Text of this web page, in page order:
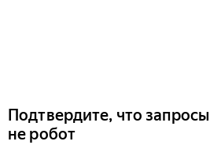
Подтвердите, что
не робот